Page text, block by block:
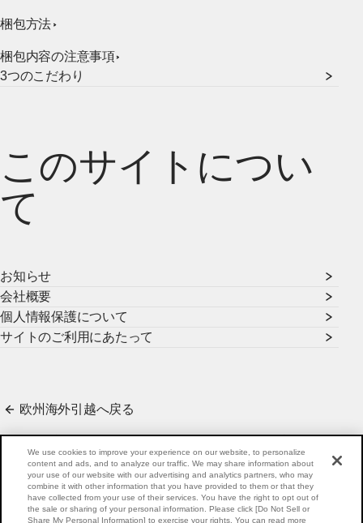
梱包方法
梱包内容の注意事項
3つのこだわり
このサイトについ
て
お知らせ
会社概要
個人情報保護について
サイトのご利用にあたって
欧州海外引越へ戻る
海外引越の流れ 3つのこだわり お知らせ 会社概要 個人情報保護方針
サイトのご利用にあたって サイトマップ
ホーム 欧州海外引越 サイトマップ
We use cookies to improve your experience on our website, to personalize
content and ads, and to analyze our traffic. We may share information about
your use of our website with our advertising and analytics partners, who may
combine it with other information that you have provided to them or that they
have collected from your use of their services. You have the right to opt out of
the sale or sharing of your personal information. Please click [Do Not Sell or
Share My Personal Information] to exercise your rights. You can read more